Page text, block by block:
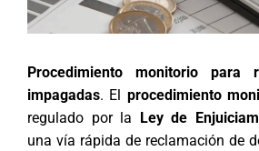
Procedimiento monitorio para
impagadas. El procedimiento
regulado por la Ley de
una vía rápida de reclamación de